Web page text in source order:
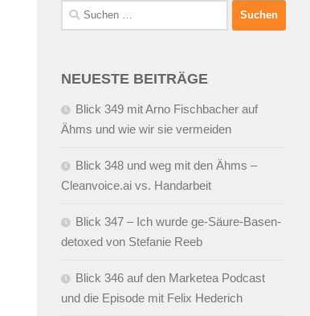
Suchen
nach:
NEUESTE BEITRÄGE
Blick 349 mit Arno Fischbacher auf
Ähms und wie wir sie vermeiden
Blick 348 und weg mit den Ähms –
Cleanvoice.ai vs. Handarbeit
Blick 347 – Ich wurde ge-Säure-Basen-
detoxed von Stefanie Reeb
Blick 346 auf den Marketea Podcast
und die Episode mit Felix Hederich